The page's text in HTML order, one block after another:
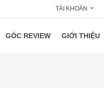
TÀI KHOẢN
GÓC REVIEW GIỚI THIỆU